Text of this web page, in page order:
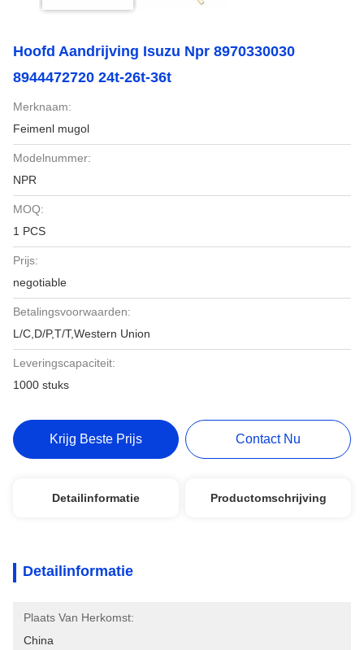
Hoofd Aandrijving Isuzu Npr 8970330030
8944472720 24t-26t-36t
Merknaam:
Feimenl mugol
Modelnummer:
NPR
MOQ:
1 PCS
Prijs:
negotiable
Betalingsvoorwaarden:
L/C,D/P,T/T,Western Union
Leveringscapaciteit:
1000 stuks
Krijg Beste Prijs Contact Nu
Detailinformatie Productomschrijving
Detailinformatie
Plaats Van Herkomst:
China